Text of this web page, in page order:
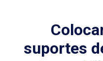
suportes